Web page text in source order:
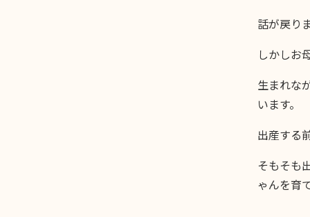
話が戻り
しかしお
生まれな
います。
出産する
そもそも
ゃんを育